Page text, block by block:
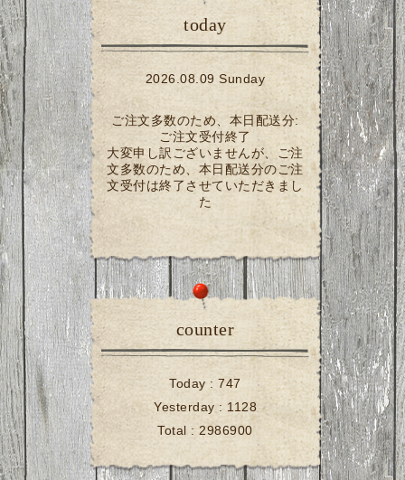
today
2026.08.09 Sunday
ご注文多数のため、本日配送分:
ご注文受付終了
大変申し訳ございませんが、ご注
文多数のため、本日配送分のご注
文受付は終了させていただきまし
た
counter
Today :747
Yesterday : 1128
Total :2986900